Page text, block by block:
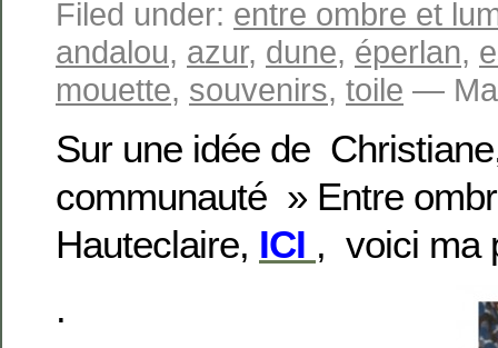
Filed under: entre ombre et
andalou, azur, dune, éperlan,
mouette, souvenirs, toile —
Sur une idée de
communauté » Entre
Hauteclaire, ICI , voici ma
.